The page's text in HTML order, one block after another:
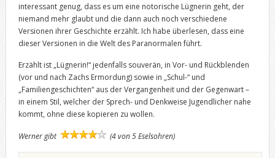
interessant genug, dass es um eine notorische Lügnerin geht, der
niemand mehr glaubt und die dann auch noch verschiedene
Versionen ihrer Geschichte erzählt. Ich habe überlesen, dass eine
dieser Versionen in die Welt des Paranormalen führt.
Erzählt ist „Lügnerin!“ jedenfalls souverän, in Vor- und Rückblenden
(vor und nach Zachs Ermordung) sowie in „Schul-“ und
„Familiengeschichten“ aus der Vergangenheit und der Gegenwart –
in einem Stil, welcher der Sprech- und Denkweise Jugendlicher nahe
kommt, ohne diese kopieren zu wollen.
Werner gibt (4 von 5 Eselsohren)